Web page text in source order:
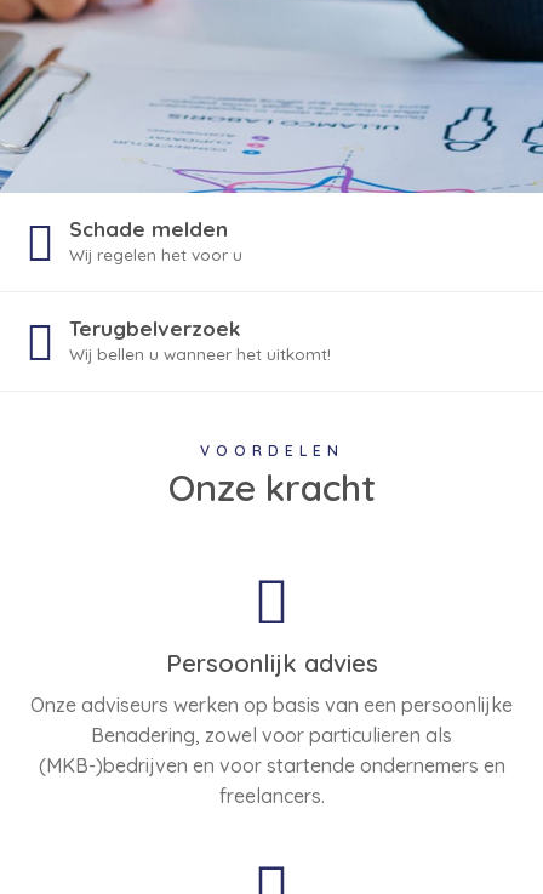
Schade melden
Wij regelen het voor u
Terugbelverzoek
Wij bellen u wanneer het uitkomt!
VOORDELEN
Onze kracht
Persoonlijk advies
Onze adviseurs werken op basis van een persoonlijke
Benadering, zowel voor particulieren als
(MKB-)bedrijven en voor startende ondernemers en
freelancers.